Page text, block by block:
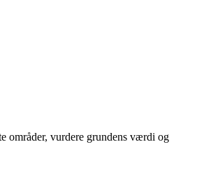
områder, vurdere grundens værdi og